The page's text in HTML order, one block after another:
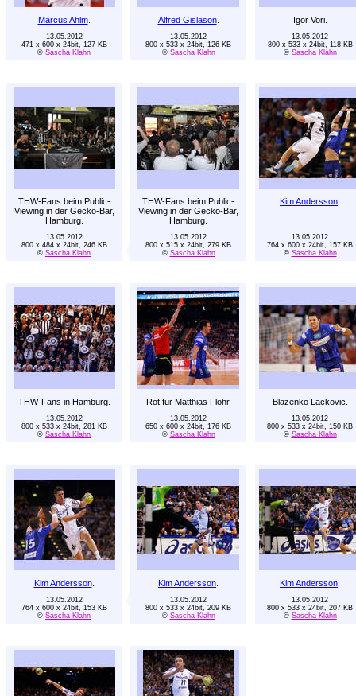
Marcus Ahlm. Alfred Gislason. Igor Vori.
13.05.2012
471 x 600 x 24bit, 127 KB
© Sascha Klahn
13.05.2012
800 x 533 x 24bit, 126 KB
© Sascha Klahn
13.05.2012
800 x 533 x 24bit, 118 KB
© Sascha Klahn
THW-Fans beim Public-
Viewing in der Gecko-Bar,
Hamburg.
THW-Fans beim Public-
Viewing in der Gecko-Bar,
Hamburg.
Kim Andersson
13.05.2012
800 x 484 x 24bit, 246 KB
© Sascha Klahn
13.05.2012
800 x 515 x 24bit, 279 KB
© Sascha Klahn
13.05.2012
764 x 600 x 24bit, 157 KB
© Sascha Klahn
THW-Fans in Hamburg. Rot für Matthias Flohr. Blazenko Lackovic.
13.05.2012
800 x 533 x 24bit, 281 KB
© Sascha Klahn
13.05.2012
650 x 600 x 24bit, 176 KB
© Sascha Klahn
13.05.2012
800 x 533 x 24bit, 150 KB
© Sascha Klahn
Kim Andersson. Kim Andersson Kim Andersson
13.05.2012
764 x 600 x 24bit, 153 KB
© Sascha Klahn
13.05.2012
800 x 533 x 24bit, 209 KB
© Sascha Klahn
13.05.2012
800 x 533 x 24bit, 207 KB
© Sascha Klahn